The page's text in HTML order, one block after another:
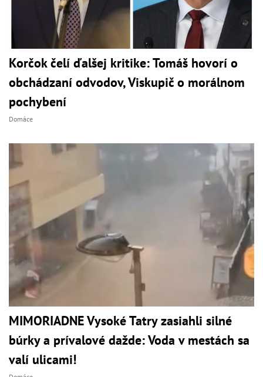
Korčok čelí ďalšej kritike: Tomáš hovorí o
obchádzaní odvodov, Viskupič o morálnom
pochybení
Domáce
MIMORIADNE Vysoké Tatry zasiahli silné
búrky a prívalové dažde: Voda v mestách sa
valí ulicami!